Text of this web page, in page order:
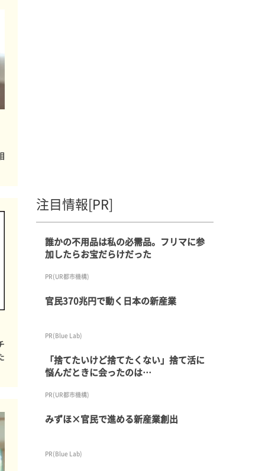
注目情報[PR]
誰かの不用品は私の必需品。フリマに参
加したらお宝だらけだった
PR(UR都市機構)
官民370兆円で動く日本の新産業
PR(Blue Lab)
「捨てたいけど捨てたくない」捨て活に
悩んだときに会ったのは…
PR(UR都市機構)
みずほ×官民で進める新産業創出
PR(Blue Lab)